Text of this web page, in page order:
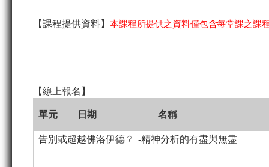
【課程提供資料】 本課程所提供之資料僅包含每堂課之課
【線上報名】
單元 日期 名稱
告別或超越佛洛伊德？ -精神分析的有盡與無盡